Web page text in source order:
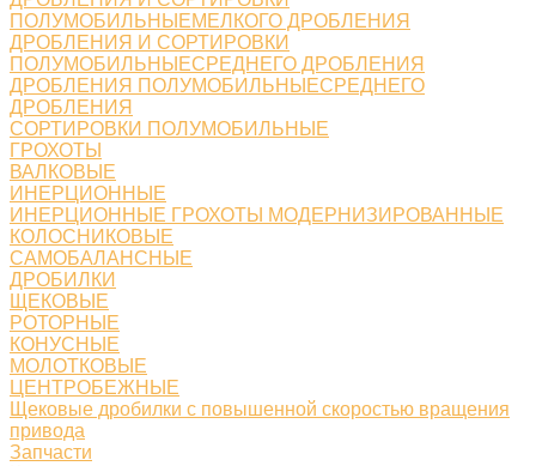
ПОЛУМОБИЛЬНЫЕМЕЛКОГО ДРОБЛЕНИЯ
ДРОБЛЕНИЯ И СОРТИРОВКИ
ПОЛУМОБИЛЬНЫЕСРЕДНЕГО ДРОБЛЕНИЯ
ДРОБЛЕНИЯ ПОЛУМОБИЛЬНЫЕСРЕДНЕГО
ДРОБЛЕНИЯ
СОРТИРОВКИ ПОЛУМОБИЛЬНЫЕ
ГРОХОТЫ
ВАЛКОВЫЕ
ИНЕРЦИОННЫЕ
ИНЕРЦИОННЫЕ ГРОХОТЫ МОДЕРНИЗИРОВАННЫЕ
КОЛОСНИКОВЫЕ
САМОБАЛАНСНЫЕ
ДРОБИЛКИ
ЩЕКОВЫЕ
РОТОРНЫЕ
КОНУСНЫЕ
МОЛОТКОВЫЕ
ЦЕНТРОБЕЖНЫЕ
Щековые дробилки с повышенной скоростью вращения
привода
Запчасти